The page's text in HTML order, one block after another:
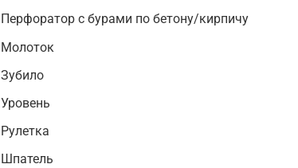
Перфоратор с бурами по бетону/кирпичу
Молоток
Зубило
Уровень
Рулетка
Шпатель